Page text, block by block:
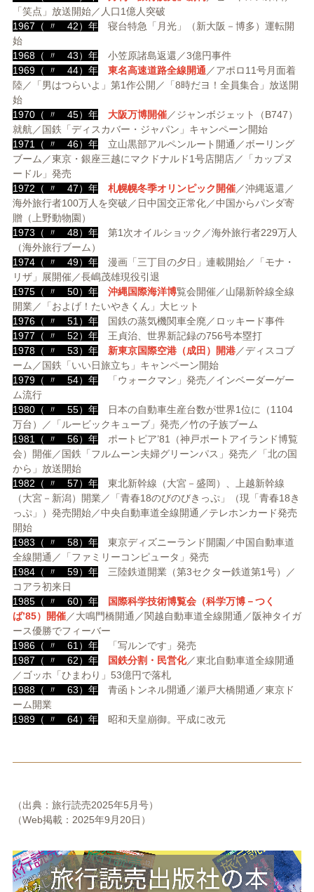
「笑点」放送開始／人口1億人突破
1967（ 〃 42）年寝台特急「月光」（新大阪－博多）運転開
始
1968（ 〃 43）年小笠原諸島返還／3億円事件
1969（ 〃 44）年
東名高速道路全線開通 ／アポロ11号月面着
陸／「男はつらいよ」第1作公開／「8時だヨ！全員集合」放送開
始
1970（ 〃 45）年
大阪万博開催／ジャンボジェット（B747）
就航／国鉄「ディスカバー・ジャパン」キャンペーン開始
1971（ 〃 46）年立山黒部アルペンルート開通／ボーリング
ブーム／東京・銀座三越にマクドナルド1号店開店／「カップヌ
ードル」発売
1972（ 〃 47）年
札幌幌冬季オリンピック開催／沖縄返還／
海外旅行者100万人を突破／日中国交正常化／中国からパンダ寄
贈（上野動物園）
1973（ 〃 48）年第1次オイルショック／海外旅行者229万人
（海外旅行ブーム）
1974（ 〃 49）年漫画「三丁目の夕日」連載開始／「モナ・
リザ」展開催／長嶋茂雄現役引退
1975（ 〃 50）年
沖縄国際海洋博覧会開催／山陽新幹線全線
開業／「およげ！たいやきくん」大ヒット
1976（ 〃 51）年国鉄の蒸気機関車全廃／ロッキード事件
1977（ 〃 52）年王貞治、世界新記録の756号本塁打
1978（ 〃 53）年
新東京国際空港（成田）開港／ディスコブ
ーム／国鉄「いい日旅立ち」キャンペーン開始
1979（ 〃 54）年「ウォークマン」発売／インベーダーゲー
ム流行
1980（ 〃 55）年日本の自動車生産台数が世界1位に（1104
万台）／「ルービックキューブ」発売／竹の子族ブーム
1981（ 〃 56）年ポートピア’81（神戸ポートアイランド博覧
会）開催／国鉄「フルムーン夫婦グリーンパス」発売／「北の国
から」放送開始
1982（ 〃 57）年東北新幹線（大宮－盛岡）、上越新幹線
（大宮－新潟）開業／「青春18のびのびきっぷ」（現「青春18き
っぷ」）発売開始／中央自動車道全線開通／テレホンカード発売
開始
1983（ 〃 58）年東京ディズニーランド開園／中国自動車道
全線開通／「ファミリーコンピュータ」発売
1984（ 〃 59）年三陸鉄道開業（第3セクター鉄道第1号）／
コアラ初来日
1985（ 〃 60）年
国際科学技術博覧会（科学万博－つく
ば’85）開催／大鳴門橋開通／関越自動車道全線開通／阪神タイガ
ース優勝でフィーバー
1986（ 〃 61）年「写ルンです」発売
1987（ 〃 62）年
国鉄分割・民営化／東北自動車道全線開通
／ゴッホ「ひまわり」53億円で落札
1988（ 〃 63）年青函トンネル開通／瀬戸大橋開通／東京ド
ーム開業
1989（ 〃 64）年昭和天皇崩御。平成に改元
（出典：旅行読売2025年5月号）
（Web掲載：2025年9月20日）